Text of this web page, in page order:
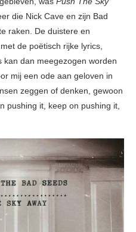
die Nick Cave en zijn Bad
raken. De duistere en
de poëtisch rijke lyrics,
dan meegezogen worden
mij een ode aan geloven in
zeggen of denken, gewoon
pushing it, keep on pushing it,